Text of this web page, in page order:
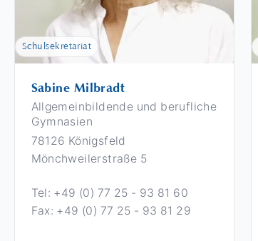
Schulsekretariat
Sabine Milbradt
Allgemeinbildende und berufliche
Gymnasien
78126 Königsfeld
Mönchweilerstraße 5
Tel: +49 (0) 77 25 - 93 81 60
Fax: +49 (0) 77 25 - 93 81 29